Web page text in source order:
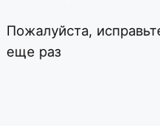
Пожалуйста,
еще раз